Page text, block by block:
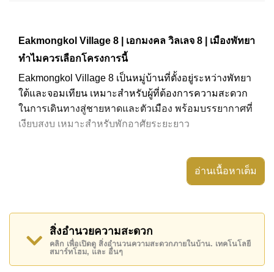
Eakmongkol Village 8 | เอกมงคล วิลเลจ 8 | เมืองพัทยา
ทำไมควรเลือกโครงการนี้
Eakmongkol Village 8 เป็นหมู่บ้านที่ตั้งอยู่ระหว่างพัทยา
ใต้และจอมเทียน เหมาะสำหรับผู้ที่ต้องการความสะดวก
ในการเดินทางสู่ชายหาดและตัวเมือง พร้อมบรรยากาศที่
เงียบสงบ เหมาะสำหรับพักอาศัยระยะยาว
โครงการตั้งอยู่ในทำเลใจกลางเมืองพัทยา สามารถเดิน
แหล่งช้อปปิ้งขนาดใหญ่ เช่น Big C พัทยาใต้ และ Makro
รวมถึงใกล้ชายหาดจอมเทียน หาดพัทยา และถนนคนเดิน
สิ่งอำนวยความสะดวก
อ่านเนื้อหาเต็ม
สิ่งอำนวยความสะดวก
คลิก เพื่อเปิดดู สิ่งอำนวนความสะดวกภายในบ้าน. เทคโนโลยี
สมาร์ทโฮม, และ อื่นๆ